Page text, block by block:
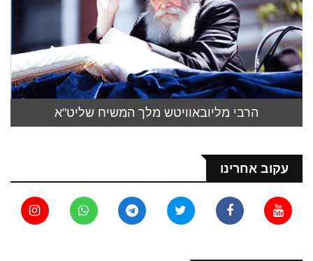
הרבי מליובאוויטש מלך המשיח שליט"א
עקוב אחרינו